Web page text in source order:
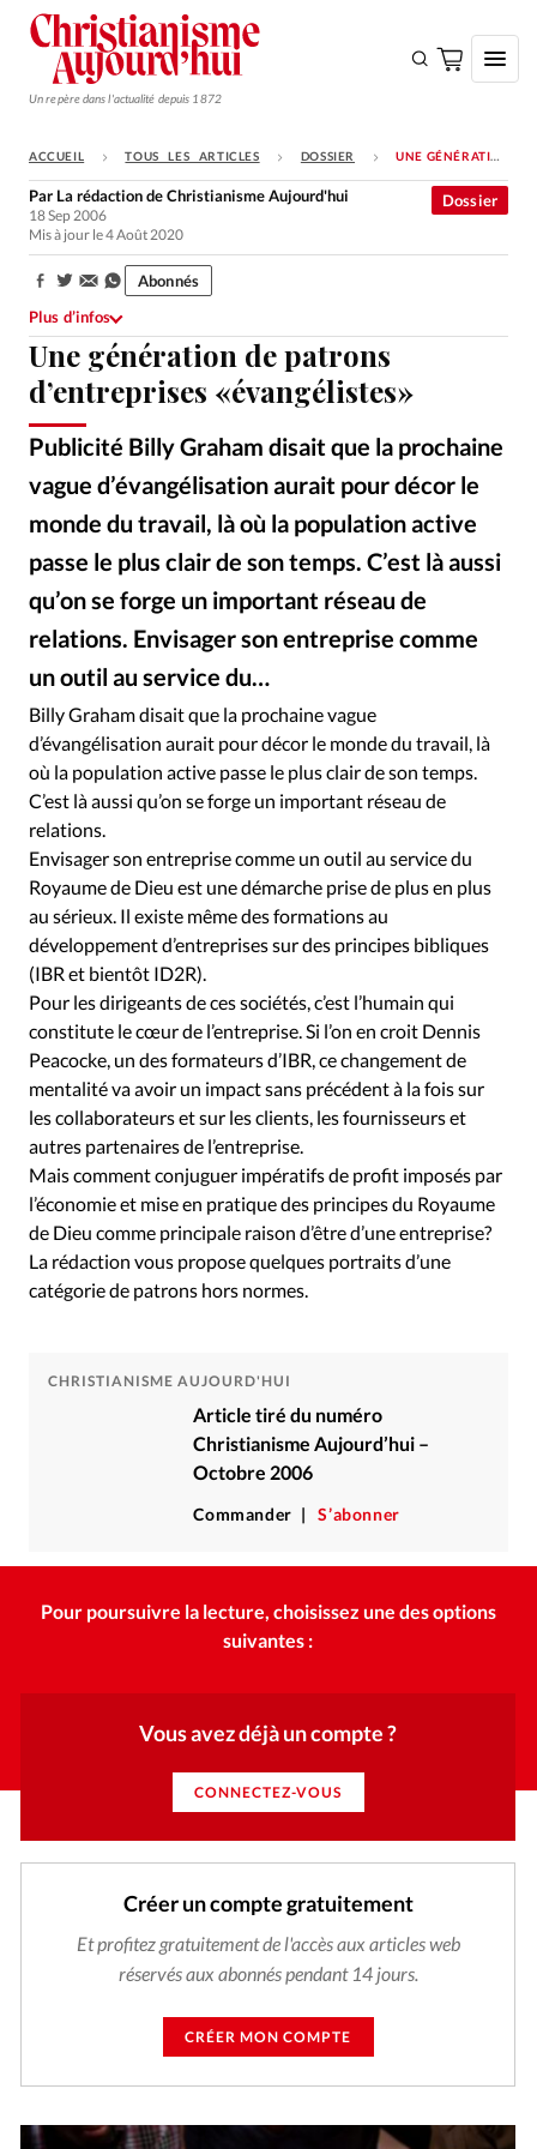
Un repère dans l'actualité depuis 1872
S'ABONNER
Monde
Opinions
Tous les articles
Faire un don
Emploi
Se connecter
Édition: Internationale
Devise:
RUBRIQUES
Tous les articles
Actualité chrétienne
Actualité internationale
Chronique
Dossier
Eglises Foi Génération réveil
Opinions
Publireportage
Relations Aujourd'hui
Société
Tour du monde des Eglises
Trait d'Ixène
Vécu
ACCUEIL TOUS LES ARTICLES DOSSIER UNE GÉNÉRATION DE PATRONS D’ENTREPRISES «ÉVANGÉLISTES»
Une génération de patrons
d’entreprises «évangélistes»
Publicité Billy Graham disait que la prochaine
vague d’évangélisation aurait pour décor le
monde du travail, là où la population active
passe le plus clair de son temps. C’est là aussi
qu’on se forge un important réseau de
relations. Envisager son entreprise comme
un outil au service du…
Dossier
Par La rédaction de Christianisme Aujourd'hui
18 Sep 2006
Mis à jour le 4 Août 2020
Partager:
Abonnés
Plus d’infos
Billy Graham disait que la prochaine vague
d’évangélisation aurait pour décor le monde du travail, là
où la population active passe le plus clair de son temps.
C’est là aussi qu’on se forge un important réseau de
relations.
Envisager son entreprise comme un outil au service du
Royaume de Dieu est une démarche prise de plus en plus
au sérieux. Il existe même des formations au
développement d’entreprises sur des principes bibliques
(IBR et bientôt ID2R).
Pour les dirigeants de ces sociétés, c’est l’humain qui
constitute le cœur de l’entreprise. Si l’on en croit Dennis
Peacocke, un des formateurs d’IBR, ce changement de
mentalité va avoir un impact sans précédent à la fois sur
les collaborateurs et sur les clients, les fournisseurs et
autres partenaires de l’entreprise.
Mais comment conjuguer impératifs de profit imposés par
l’économie et mise en pratique des principes du Royaume
de Dieu comme principale raison d’être d’une entreprise?
La rédaction vous propose quelques portraits d’une
catégorie de patrons hors normes.
CHRISTIANISME AUJOURD'HUI
Article tiré du numéro
Christianisme Aujourd’hui –
Octobre 2006
Commander S’abonner
Pour poursuivre la lecture, choisissez une des options
suivantes :
Vous avez déjà un compte ?
CONNECTEZ-VOUS
Créer un compte gratuitement
Et profitez gratuitement de l'accès aux articles web
réservés aux abonnés pendant 14 jours.
CRÉER MON COMPTE